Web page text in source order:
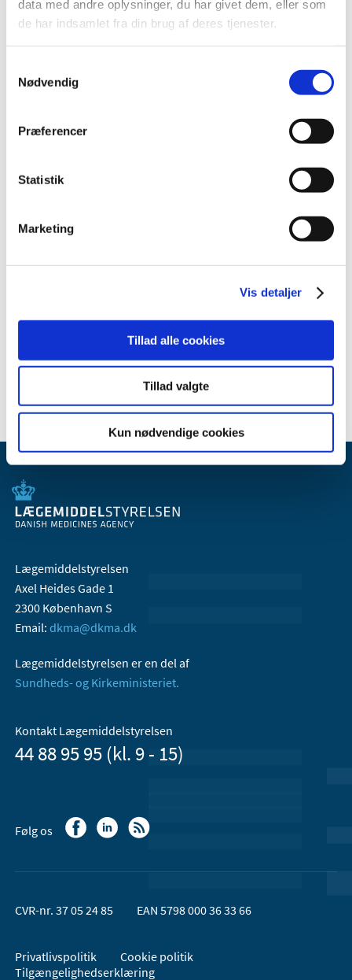
data med andre oplysninger, du har givet dem, eller som
de har indsamlet fra din brug af deres tjenester.
Nødvendig
Præferencer
Statistik
Marketing
Vis detaljer
Tillad alle cookies
Tillad valgte
Kun nødvendige cookies
februar (12)
2018 (150)
2016 (167)
2014 (44)
2011 (13)
2005 (2)
Lægemiddelstyrelsen
Axel Heides Gade 1
2300 København S
Email: dkma@dkma.dk
Lægemiddelstyrelsen er en del af
Sundheds- og Kirkeministeriet.
Kontakt Lægemiddelstyrelsen
44 88 95 95 (kl. 9 - 15)
Følg os
CVR-nr. 37 05 24 85 EAN 5798 000 36 33 66
Privatlivspolitik
Cookie politik
Tilgængelighedserklæring